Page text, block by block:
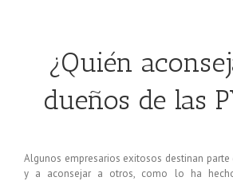
¿Quién
dueños de las
Algunos empresarios exitosos destinan
y a aconsejar a otros, como lo ha